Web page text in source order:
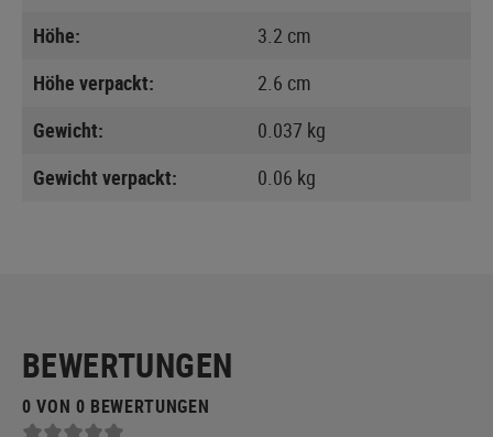
Höhe:
3.2 cm
Höhe verpackt:
2.6 cm
Gewicht:
0.037 kg
Gewicht verpackt:
0.06 kg
BEWERTUNGEN
0 VON 0 BEWERTUNGEN